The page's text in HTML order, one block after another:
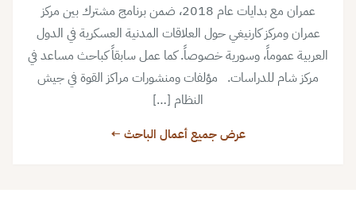
عمران مع بدايات عام 2018، ضمن برنامج مشترك بين مركز
عمران ومركز كارنيغي حول العلاقات المدنية العسكرية في الدول
العربية عموماً، وسورية خصوصاً. كما عمل سابقاً كباحث مساعد في
مركز شام للدراسات. مؤلفات ومنشورات مراكز القوة في جيش
النظام […]
عرض جميع أعمال الباحث ←